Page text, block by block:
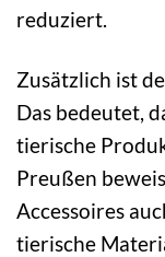
reduziert.
Zusätzlich ist
Das bedeutet,
tierische
Preußen
Accessoires
tierische